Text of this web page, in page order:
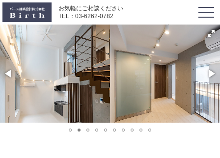
お気軽にご相談ください
TEL： 03-6262-0782